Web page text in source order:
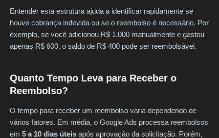
Entender esta estrutura ajuda a identificar rapidamente se
houve cobrança indevida ou se o reembolso é necessário. Por
exemplo, se você adicionou R$ 1.000 manualmente e gastou
apenas R$ 600, o saldo de R$ 400 pode ser reembolsável.
Quanto Tempo Leva para Receber o
Reembolso?
O tempo para receber um reembolso varia dependendo de
vários fatores. Em média, o Google Ads processa reembolsos
em 5 a 10 dias úteis após aprovação da solicitação. Porém,